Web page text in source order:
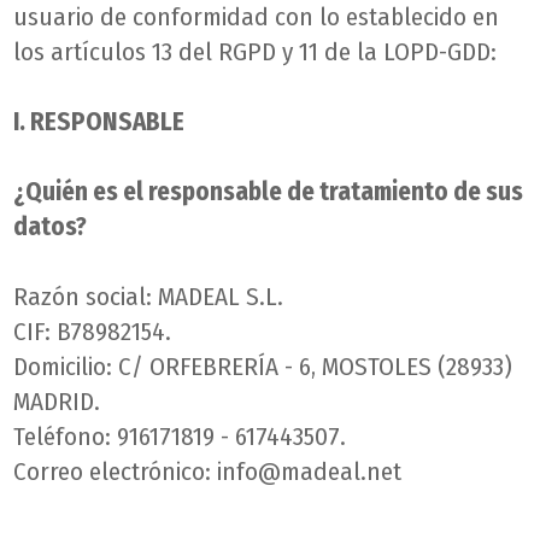
usuario de conformidad con lo establecido en
los artículos 13 del RGPD y 11 de la LOPD-GDD:
I. RESPONSABLE
¿Quién es el responsable de tratamiento de sus
datos?
Razón social: MADEAL S.L.
CIF: B78982154.
Domicilio: C/ ORFEBRERÍA - 6, MOSTOLES (28933)
MADRID.
Teléfono: 916171819 - 617443507.
Correo electrónico: info@madeal.net